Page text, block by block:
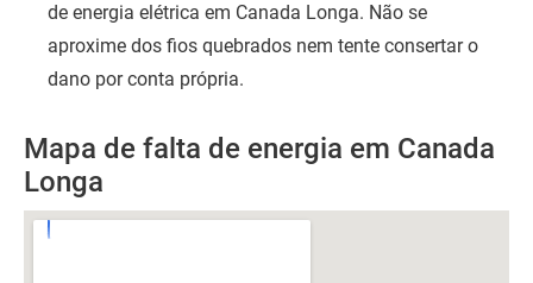
de energia elétrica em Canada Longa. Não se
aproxime dos fios quebrados nem tente consertar o
dano por conta própria.
Mapa de falta de energia em Canada
Longa